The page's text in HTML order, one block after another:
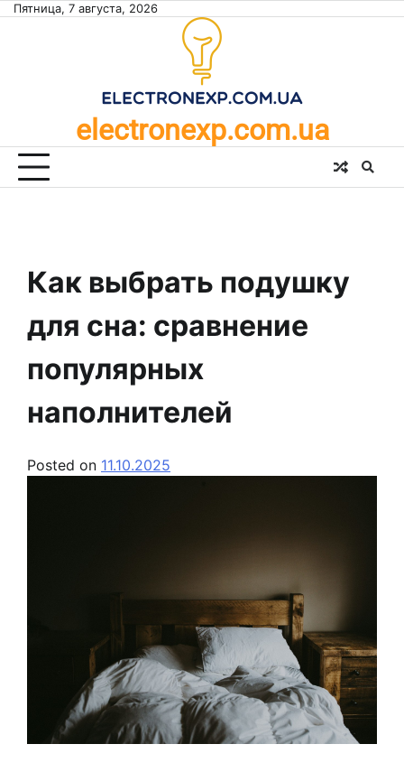
SkipПятница, 7 августа, 2026
electronexp.com.ua
Как выбрать подушку
для сна: сравнение
популярных
наполнителей
Posted on 11.10.2025